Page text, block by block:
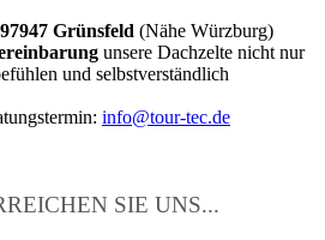
Grünsfeld (Nähe Würzburg)
unsere Dachzelte nicht nur
und selbstverständlich
info@tour-tec.de
SIE UNS...